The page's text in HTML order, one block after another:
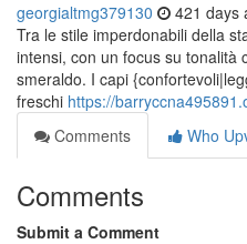
georgialtmg379130 421 days
Tra le stile imperdonabili della
intensi, con un focus su tonalità
smeraldo. I capi
freschi https://
Comments
Who
Comments
Submit a Comment